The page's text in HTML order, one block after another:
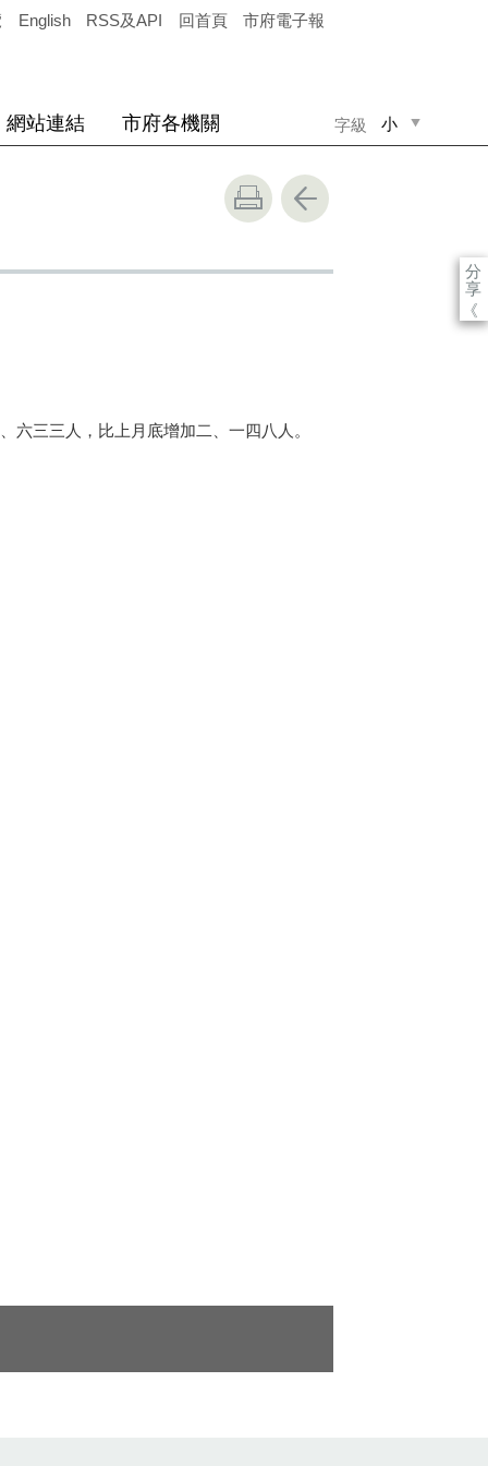
English RSS及API 回首頁 市府電子報
字級 小
網站連結 市府各機關
分
享
《
三三人，比上月底增加二、一四八人。